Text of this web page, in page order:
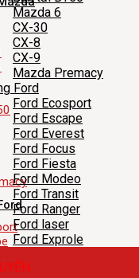
Mazda 6
CX-30
CX-8
CX-9
Mazda Premacy
Ford
Ford Ecosport
Ford Escape
Ford Everest
Ford Focus
Ford Fiesta
Ford Modeo
Ford Transit
Ford Ranger
Ford laser
Ford Exprole